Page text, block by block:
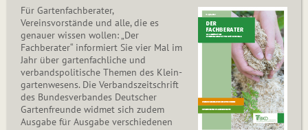
Für Gartenfachberater,
Vereinsvorstände und alle, die es
genauer wissen wollen: „Der
Fachberater“ informiert Sie vier Mal im
Jahr über gartenfachliche und
verbandspolitische Themen des Klein­
gar­ten­wesens. Die Ver­bands­zeit­schrift
des Bun­des­ver­ban­des Deutscher
Gartenfreunde widmet sich zudem
Ausgabe für Ausgabe verschiedenen